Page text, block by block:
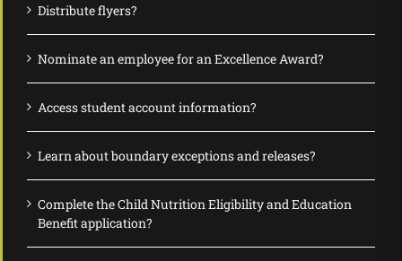
Distribute flyers?
Nominate an employee for an Excellence Award?
Access student account information?
Learn about boundary exceptions and releases?
Complete the Child Nutrition Eligibility and Education
Benefit application?